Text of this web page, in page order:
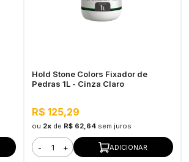
Hold Stone Colors Fixador de
Pedras 1L - Cinza Claro
R$ 125,29
ou 2x de R$ 62,64 sem juros
- + ADICIONAR